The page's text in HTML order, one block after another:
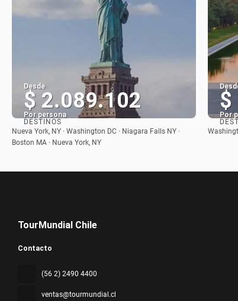
Desde
$ 2.089.102
Por persona
Ver
DESTINOS
Nueva York, NY · Washington DC · Niagara Falls NY ·
Boston MA · Nueva York, NY
$
Por
TourMundial Chile
Contacto
(56 2) 2490 4400
ventas@tourmundial.cl